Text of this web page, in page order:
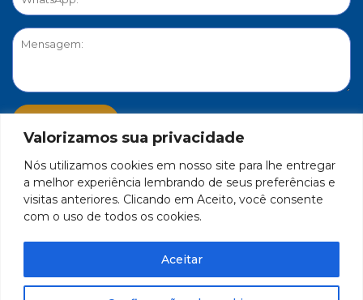
Valorizamos sua privacidade
Nós utilizamos cookies em nosso site para lhe entregar
a melhor experiência lembrando de seus preferências e
visitas anteriores. Clicando em Aceito, você consente
com o uso de todos os cookies.
Aceitar
PORTAL DE PRIVACIDADE
17.271.982/0001-59